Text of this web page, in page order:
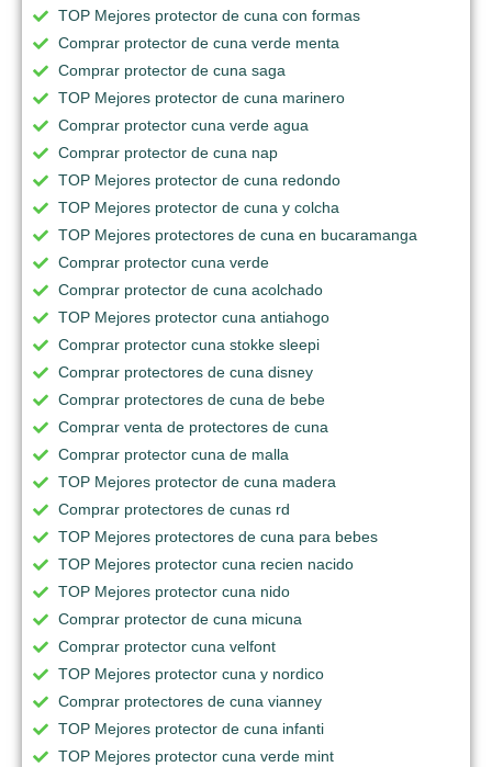
TOP Mejores protector de cuna con formas
Comprar protector de cuna verde menta
Comprar protector de cuna saga
TOP Mejores protector de cuna marinero
Comprar protector cuna verde agua
Comprar protector de cuna nap
TOP Mejores protector de cuna redondo
TOP Mejores protector de cuna y colcha
TOP Mejores protectores de cuna en bucaramanga
Comprar protector cuna verde
Comprar protector de cuna acolchado
TOP Mejores protector cuna antiahogo
Comprar protector cuna stokke sleepi
Comprar protectores de cuna disney
Comprar protectores de cuna de bebe
Comprar venta de protectores de cuna
Comprar protector cuna de malla
TOP Mejores protector de cuna madera
Comprar protectores de cunas rd
TOP Mejores protectores de cuna para bebes
TOP Mejores protector cuna recien nacido
TOP Mejores protector cuna nido
Comprar protector de cuna micuna
Comprar protector cuna velfont
TOP Mejores protector cuna y nordico
Comprar protectores de cuna vianney
TOP Mejores protector de cuna infanti
TOP Mejores protector cuna verde mint